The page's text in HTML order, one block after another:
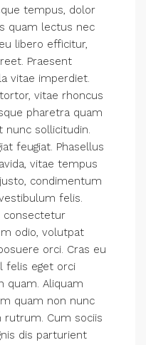
tempus, dolor
quam lectus nec
libero efficitur,
Praesent
vitae imperdiet.
vitae rhoncus
pharetra quam
nunc sollicitudin.
feugiat. Phasellus
vitae tempus
condimentum
felis.
consectetur
odio, volutpat
orci. Cras eu
felis eget orci
quam. Aliquam
quam non nunc
rutrum. Cum sociis
dis parturient